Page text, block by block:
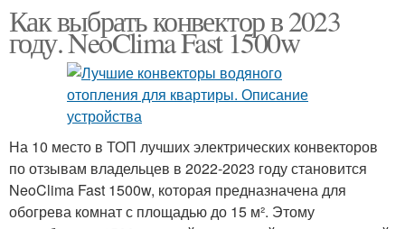
Как выбрать конвектор в 2023
году. NeoClima Fast 1500w
На 10 место в ТОП лучших электрических конвекторов
по отзывам владельцев в 2022-2023 году становится
NeoClima Fast 1500w, которая предназначена для
обогрева комнат с площадью до 15 м². Этому